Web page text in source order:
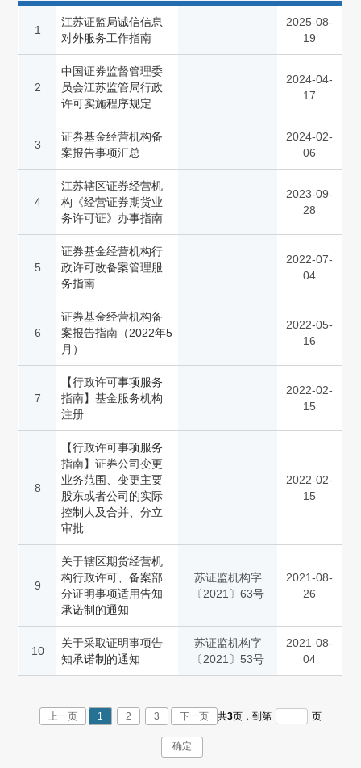
1
江苏证监局诚信信息
对外服务工作指南
2025-08-
19
2
中国证券监督管理委
员会江苏监管局行政
许可实施程序规定
2024-04-
17
3
证券基金经营机构备
案报告事项汇总
2024-02-
06
4
江苏辖区证券经营机
构《经营证券期货业
务许可证》办事指南
2023-09-
28
5
证券基金经营机构行
政许可改备案管理服
务指南
2022-07-
04
6
证券基金经营机构备
案报告指南（2022年5
月）
2022-05-
16
7
【行政许可事项服务
指南】基金服务机构
注册
2022-02-
15
8
【行政许可事项服务
指南】证券公司变更
业务范围、变更主要
股东或者公司的实际
控制人及合并、分立
审批
2022-02-
15
9
关于辖区期货经营机
构行政许可、备案部
分证明事项适用告知
承诺制的通知
苏证监机构字
〔2021〕63号
2021-08-
26
10
关于采取证明事项告
知承诺制的通知
苏证监机构字
〔2021〕53号
2021-08-
04
上一页 1 2 3 下一页 共3页， 到第 页
确定